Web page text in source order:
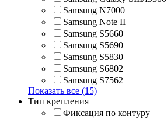
Samsung N7000
Samsung Note II
Samsung S5660
Samsung S5690
Samsung S5830
Samsung S6802
Samsung S7562
Показать все (15)
Тип крепления
Фиксация по контуру